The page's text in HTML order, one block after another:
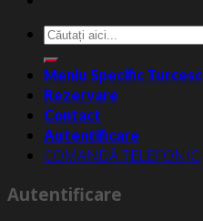
Caută
după:
Meniu Specific Turcesc
Rezervare
Contact
Autentificare
COMANDĂ TELEFONIC
Autentificare